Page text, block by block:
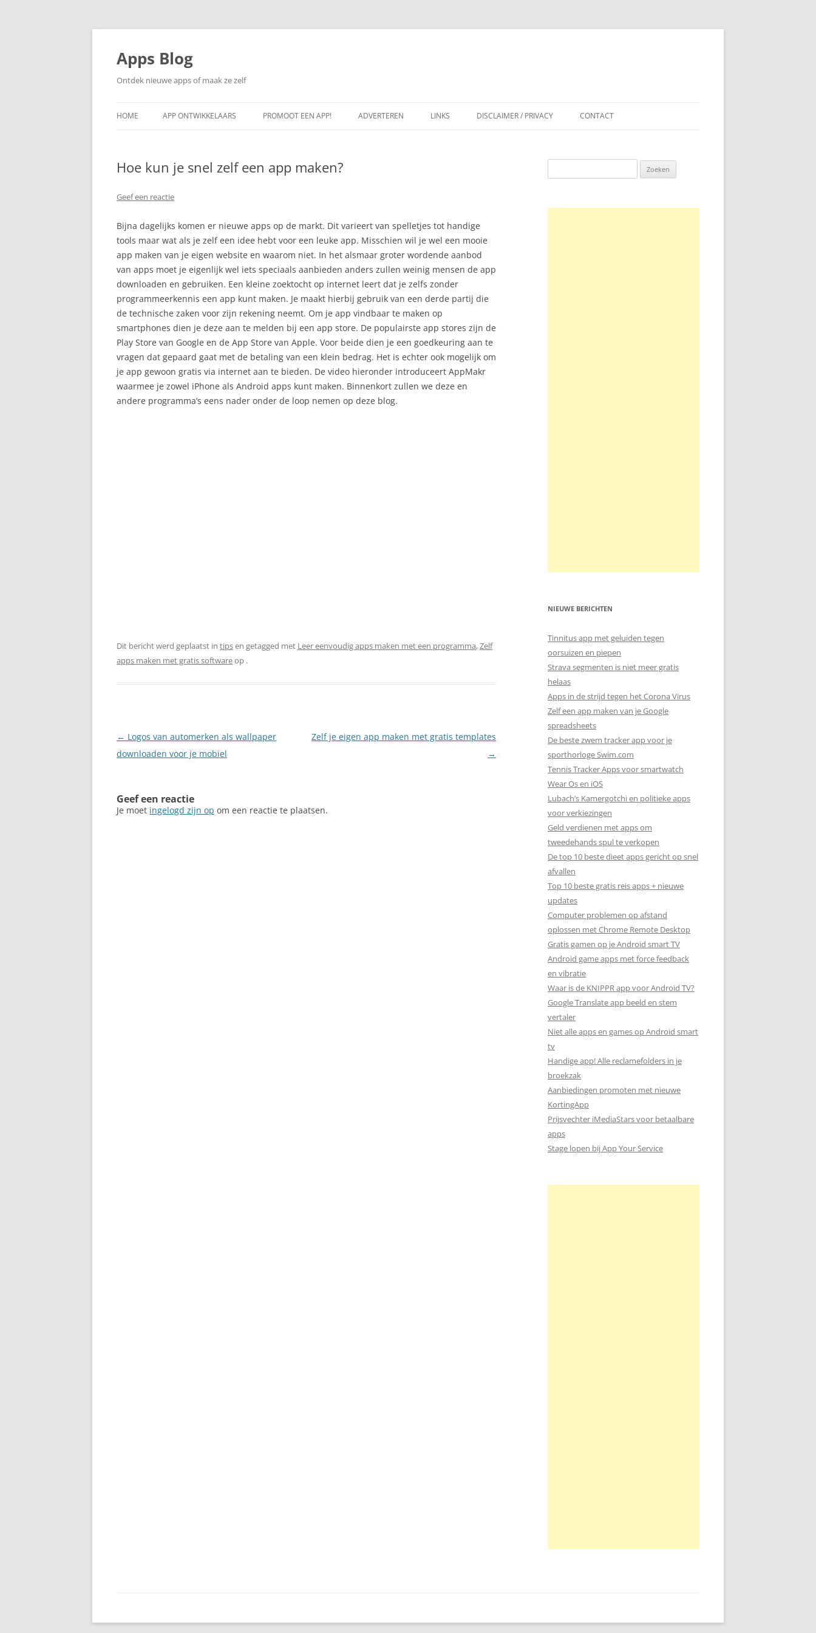
Ga
inhoud
Apps Blog
Ontdek nieuwe apps of maak ze zelf
HOME APP ONTWIKKELAARS PROMOOT EEN APP! ADVERTEREN LINKS DISCLAIMER / PRIVACY CONTACT
Hoe kun je snel zelf een app maken?
Geef een reactie
Bijna dagelijks komen er nieuwe apps op de markt. Dit varieert van spelletjes tot handige
tools maar wat als je zelf een idee hebt voor een leuke app. Misschien wil je wel een mooie
app maken van je eigen website en waarom niet. In het alsmaar groter wordende aanbod
van apps moet je eigenlijk wel iets speciaals aanbieden anders zullen weinig mensen de app
downloaden en gebruiken. Een kleine zoektocht op internet leert dat je zelfs zonder
programmeerkennis een app kunt maken. Je maakt hierbij gebruik van een derde partij die
de technische zaken voor zijn rekening neemt. Om je app vindbaar te maken op
smartphones dien je deze aan te melden bij een app store. De populairste app stores zijn de
Play Store van Google en de App Store van Apple. Voor beide dien je een goedkeuring aan te
vragen dat gepaard gaat met de betaling van een klein bedrag. Het is echter ook mogelijk om
je app gewoon gratis via internet aan te bieden. De video hieronder introduceert AppMakr
waarmee je zowel iPhone als Android apps kunt maken. Binnenkort zullen we deze en
andere programma’s eens nader onder de loop nemen op deze blog.
Dit bericht werd geplaatst in tipsen getagged met Leer eenvoudig apps maken met een programma,Zelf
apps maken met gratis softwareop .
Berichtnavigatie
← Logos van automerken als wallpaper
downloaden voor je mobiel
Zelf je eigen app maken met gratis templates
→
Geef een reactie
Je moet ingelogd zijn op om een reactie te plaatsen.
naar:
NIEUWE BERICHTEN
Tinnitus app met geluiden tegen
oorsuizen en piepen
Strava segmenten is niet meer gratis
helaas
Apps in de strijd tegen het Corona Virus
Zelf een app maken van je Google
spreadsheets
De beste zwem tracker app voor je
sporthorloge Swim.com
Tennis Tracker Apps voor smartwatch
Wear Os en iOS
Lubach’s Kamergotchi en politieke apps
voor verkiezingen
Geld verdienen met apps om
tweedehands spul te verkopen
De top 10 beste dieet apps gericht op snel
afvallen
Top 10 beste gratis reis apps + nieuwe
updates
Computer problemen op afstand
oplossen met Chrome Remote Desktop
Gratis gamen op je Android smart TV
Android game apps met force feedback
en vibratie
Waar is de KNIPPR app voor Android TV?
Google Translate app beeld en stem
vertaler
Niet alle apps en games op Android smart
tv
Handige app! Alle reclamefolders in je
broekzak
Aanbiedingen promoten met nieuwe
KortingApp
Prijsvechter iMediaStars voor betaalbare
apps
Stage lopen bij App Your Service